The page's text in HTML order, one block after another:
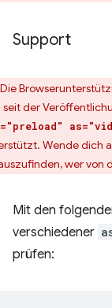
Support
Die
seit der
Wende dich
wer von
Mit den
verschiedener
prüfen: